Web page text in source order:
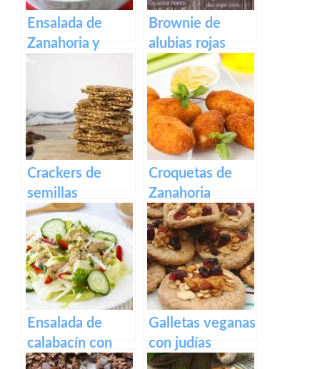
Ensalada de
Zanahoria y
Aceitunas
Brownie de
alubias rojas
Crackers de
semillas
Croquetas de
Zanahoria
Ensalada de
calabacín con
salsa de
Galletas veganas
con judías
blancas y nueces